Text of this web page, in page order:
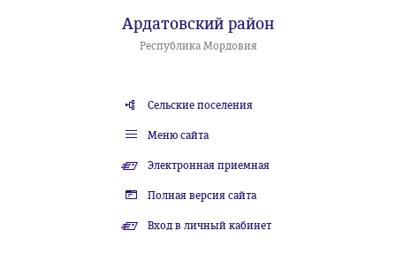
Ардатовский район
Республика Мордовия
Сельские поселения
Меню сайта
Электронная приемная
Полная версия сайта
Вход в личный кабинет